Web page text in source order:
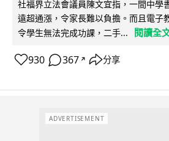
社福界立法會議員陳文宜指，一間中學
遠超通漲，令家長難以負擔。而且電子
令學生無法完成功課，二手...
閱讀全
930 367 ↗ 分享
ADVERTISEMENT